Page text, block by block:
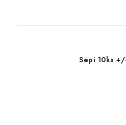
Sepi 10ks